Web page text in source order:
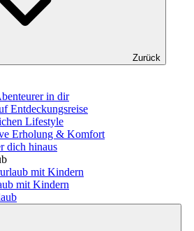
Zurück
in dir
Entdeckungsreise
Lifestyle
Erholung & Komfort
dich hinaus
mit Kindern
mit Kindern